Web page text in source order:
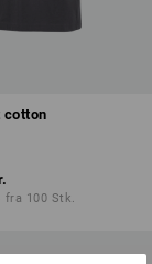
cotton
fra 100 Stk.